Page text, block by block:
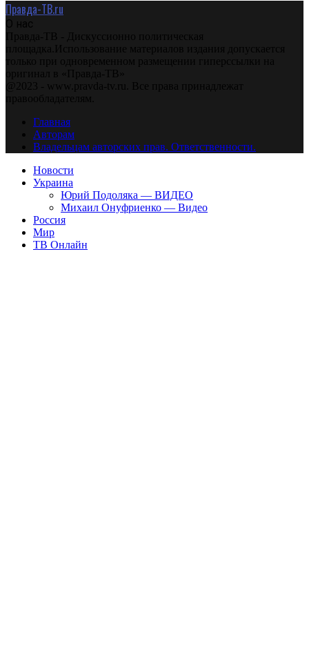
Правда-ТВ.ru
О нас
Правда-ТВ - Дискуссионно политическая
площадка.Использование материалов издания допускается
только при одновременном размещении гиперссылки на
оригинал в «Правда-ТВ»
@2023 - www.pravda-tv.ru. Все права принадлежат
правообладателям.
Главная
Авторам
Владельцам авторских прав. Ответственности.
Новости
Украина
Юрий Подоляка — ВИДЕО
Михаил Онуфриенко — Видео
Россия
Мир
ТВ Онлайн